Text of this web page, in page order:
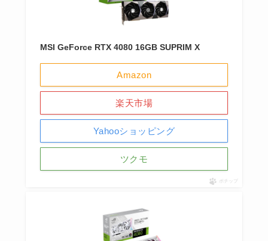
MSI GeForce RTX 4080 16GB SUPRIM X
Amazon
楽天市場
Yahooショッピング
ツクモ
ポチップ